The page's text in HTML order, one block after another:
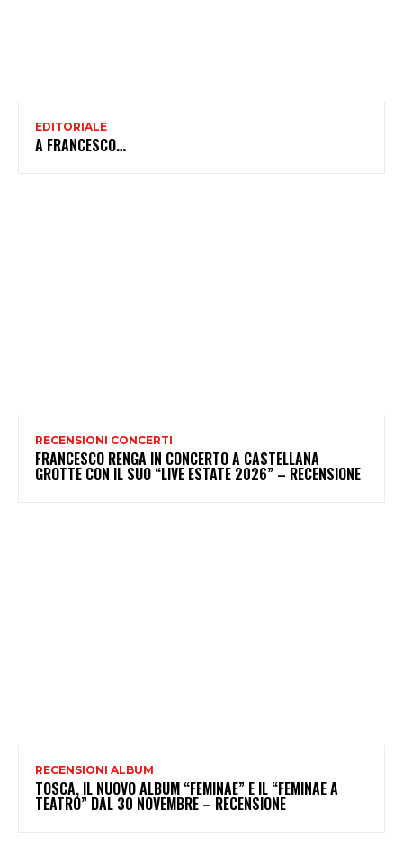
EDITORIALE
A FRANCESCO…
RECENSIONI CONCERTI
FRANCESCO RENGA IN CONCERTO A CASTELLANA
GROTTE CON IL SUO “LIVE ESTATE 2026” – RECENSIONE
RECENSIONI ALBUM
TOSCA, IL NUOVO ALBUM “FEMINAE” E IL “FEMINAE A
TEATRO” DAL 30 NOVEMBRE – RECENSIONE